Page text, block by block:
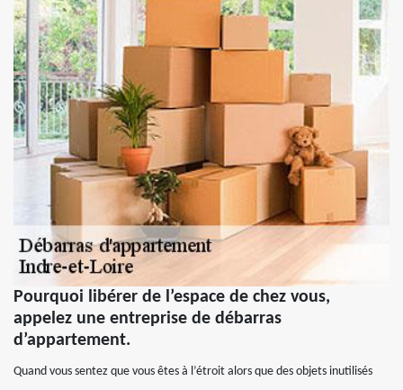
Pourquoi libérer de l’espace de chez vous,
appelez une entreprise de débarras
d’appartement.
Quand vous sentez que vous êtes à l’étroit alors que des objets inutilisés